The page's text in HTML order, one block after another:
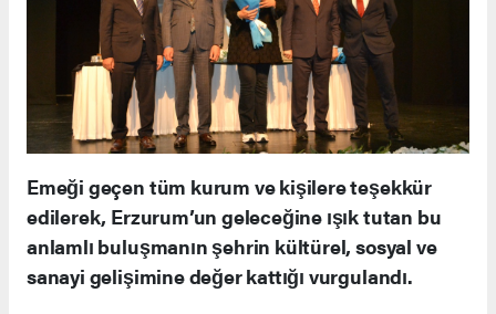
Emeği geçen tüm kurum ve kişilere teşekkür
edilerek, Erzurum’un geleceğine ışık tutan bu
anlamlı buluşmanın şehrin kültürel, sosyal ve
sanayi gelişimine değer kattığı vurgulandı.